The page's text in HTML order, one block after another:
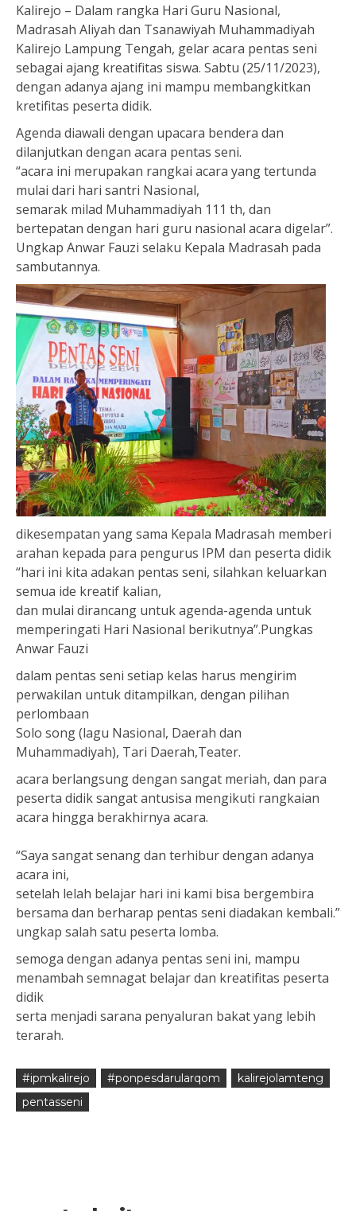
Kalirejo – Dalam rangka Hari Guru Nasional,
Madrasah Aliyah dan Tsanawiyah Muhammadiyah
Kalirejo Lampung Tengah, gelar acara pentas seni
sebagai ajang kreatifitas siswa. Sabtu (25/11/2023),
dengan adanya ajang ini mampu membangkitkan
kretifitas peserta didik.
Agenda diawali dengan upacara bendera dan
dilanjutkan dengan acara pentas seni.
“acara ini merupakan rangkai acara yang tertunda
mulai dari hari santri Nasional,
semarak milad Muhammadiyah 111 th, dan
bertepatan dengan hari guru nasional acara digelar”.
Ungkap Anwar Fauzi selaku Kepala Madrasah pada
sambutannya.
dikesempatan yang sama Kepala Madrasah memberi
arahan kepada para pengurus IPM dan peserta didik
“hari ini kita adakan pentas seni, silahkan keluarkan
semua ide kreatif kalian,
dan mulai dirancang untuk agenda-agenda untuk
memperingati Hari Nasional berikutnya”.Pungkas
Anwar Fauzi
dalam pentas seni setiap kelas harus mengirim
perwakilan untuk ditampilkan, dengan pilihan
perlombaan
Solo song (lagu Nasional, Daerah dan
Muhammadiyah), Tari Daerah,Teater.
acara berlangsung dengan sangat meriah, dan para
peserta didik sangat antusisa mengikuti rangkaian
acara hingga berakhirnya acara.
“Saya sangat senang dan terhibur dengan adanya
acara ini,
setelah lelah belajar hari ini kami bisa bergembira
bersama dan berharap pentas seni diadakan kembali.”
ungkap salah satu peserta lomba.
semoga dengan adanya pentas seni ini, mampu
menambah semnagat belajar dan kreatifitas peserta
didik
serta menjadi sarana penyaluran bakat yang lebih
terarah.
#ipmkalirejo #ponpesdarularqom
kalirejolamteng
pentasseni